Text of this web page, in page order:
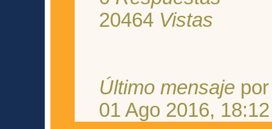
20464 Vistas
Último mensaje
01 Ago 2016, 18:12